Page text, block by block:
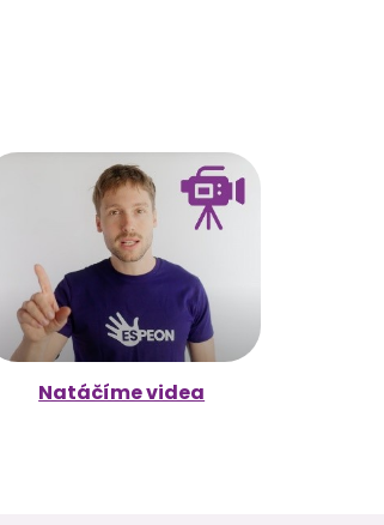
Natáčíme videa